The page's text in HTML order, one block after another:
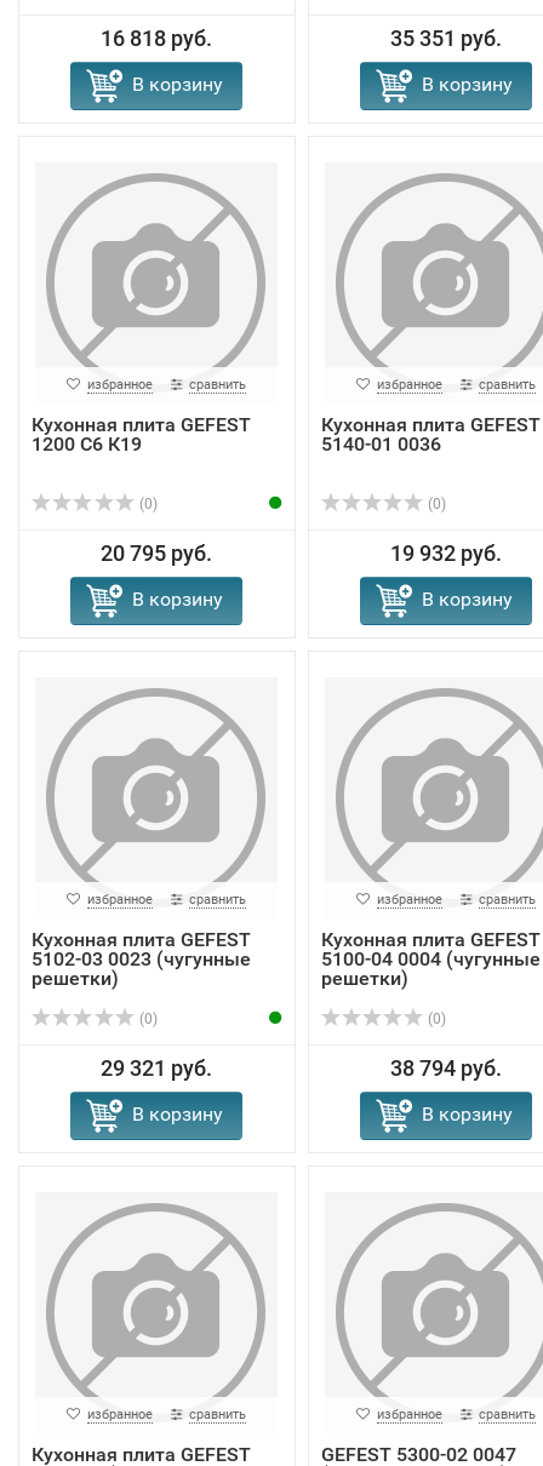
16 818 руб.
В корзину
35 351 руб.
В корзину
избранное сравнить
Кухонная плита GEFEST
1200 С6 К19
(0)
20 795 руб.
В корзину
избранное сравнить
Кухонная плита GEFEST
5140-01 0036
(0)
19 932 руб.
В корзину
избранное сравнить
Кухонная плита GEFEST
5102-03 0023 (чугунные
решетки)
(0)
29 321 руб.
В корзину
избранное сравнить
Кухонная плита GEFEST
5100-04 0004 (чугунные
решетки)
(0)
38 794 руб.
В корзину
избранное сравнить
Кухонная плита GEFEST
избранное сравнить
GEFEST 5300-02 0047